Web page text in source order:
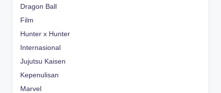
Dragon Ball
Film
Hunter x Hunter
Internasional
Jujutsu Kaisen
Kepenulisan
Marvel